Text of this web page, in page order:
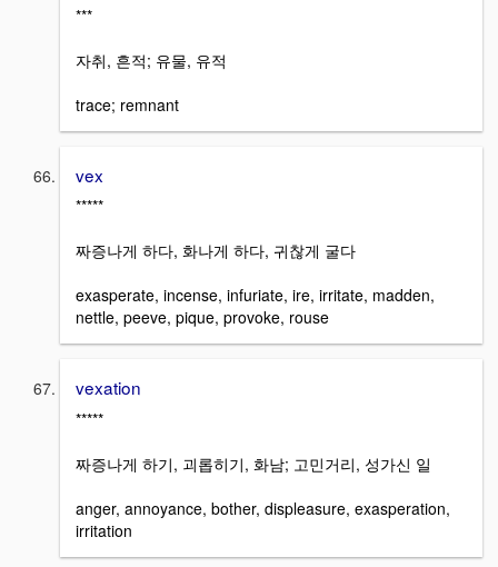
***
자취, 흔적; 유물, 유적
trace; remnant
vex
*****
짜증나게 하다, 화나게 하다, 귀찮게 굴다
exasperate, incense, infuriate, ire, irritate, madden,
nettle, peeve, pique, provoke, rouse
vexation
*****
짜증나게 하기, 괴롭히기, 화남; 고민거리, 성가신 일
anger, annoyance, bother, displeasure, exasperation,
irritation